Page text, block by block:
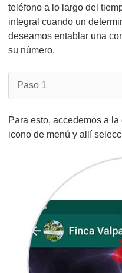
teléfono a lo largo del
integral cuando un
deseamos entablar una
su número.
Paso 1
Para esto, accedemos a
icono de menú y allí